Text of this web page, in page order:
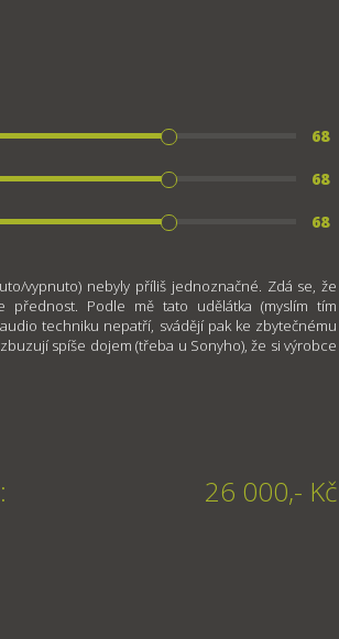
68
68
68
vypnuto) nebyly příliš jednoznačné. Zdá se, že
přednost. Podle mě tato udělátka (myslím tím
techniku nepatří, svádějí pak ke zbytečnému
spíše dojem (třeba u Sonyho), že si výrobce
26 000,- Kč